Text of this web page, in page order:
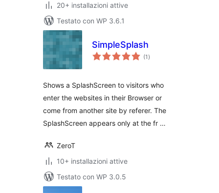
20+ installazioni attive
Testato con WP 3.6.1
SimpleSplash
(1 valutazioni
totali
)
Shows a SplashScreen to visitors who
enter the websites in their Browser or
come from another site by referer. The
SplashScreen appears only at the fr …
ZeroT
10+ installazioni attive
Testato con WP 3.0.5